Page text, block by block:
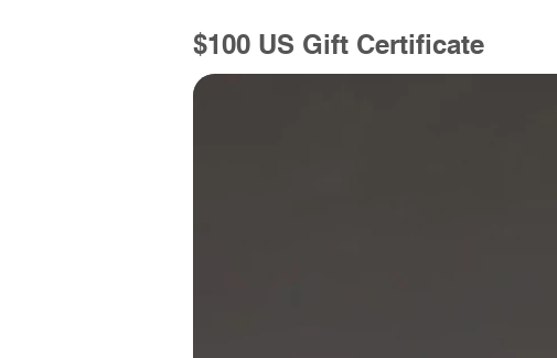
$100 US Gift Certificate